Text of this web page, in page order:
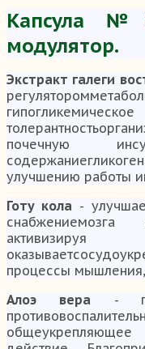
Капсула
модулятор.
Экстракт галеги
почечную
улучшению работы
Готу кола -
активизируя
процессы
Алоэ вера-